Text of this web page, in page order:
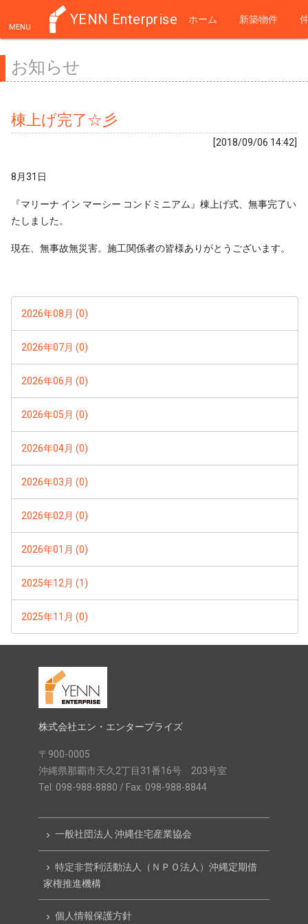
MENU YENN Enterprise ホーム 新築物件
お知らせ
棟上げ完了☆彡
[2018/09/06 14:42]
8月31日
『マリーナ イン マーシー コンドミニアム』棟上げ式、無事完了い
たしました。
現在、無事故無災害。施工関係者の皆様ありがとうございます。
2026年08月 (0)
2026年07月 (0)
2026年06月 (0)
2026年05月 (0)
2026年04月 (0)
2026年03月 (0)
2026年02月 (0)
2026年01月 (0)
2025年12月 (1)
2025年11月 (0)
株式会社エン・エンタープライズ
〒900-0005
沖縄県那覇市天久2丁目31番16号 203号室
Tel: 098-988-8880 / Fax: 098-988-8844
chevron_right 一般社団法人 沖縄住宅産業協会
chevron_right 特定非営利活動法人（ＮＰＯ法人）沖縄定期借
家権推進機構
chevron_right 個人情報保護方針